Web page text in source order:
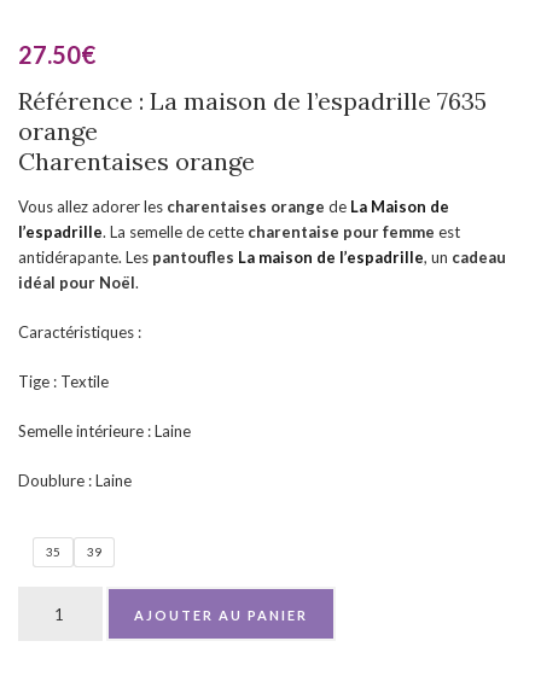
27.50€
Référence : La maison de l’espadrille 7635
orange
Charentaises orange
Vous allez adorer les charentaises orange de La Maison de
l’espadrille. La semelle de cette charentaise pour femme est
antidérapante. Les pantoufles La maison de l’espadrille, un cadeau
idéal pour Noël.
Caractéristiques :
Tige : Textile
Semelle intérieure : Laine
Doublure : Laine
35 39
AJOUTER AU PANIER